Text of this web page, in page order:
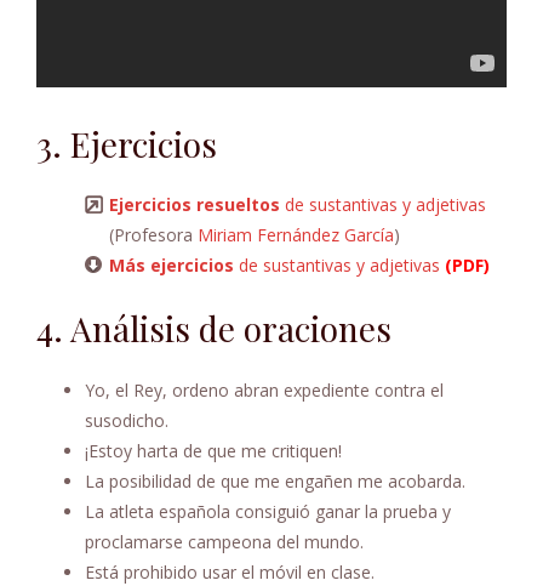
3. Ejercicios
Ejercicios resueltos de sustantivas y adjetivas
(Profesora Miriam Fernández García)
Más ejercicios de sustantivas y adjetivas (PDF)
4. Análisis de oraciones
Yo, el Rey, ordeno abran expediente contra el
susodicho.
¡Estoy harta de que me critiquen!
La posibilidad de que me engañen me acobarda.
La atleta española consiguió ganar la prueba y
proclamarse campeona del mundo.
Está prohibido usar el móvil en clase.